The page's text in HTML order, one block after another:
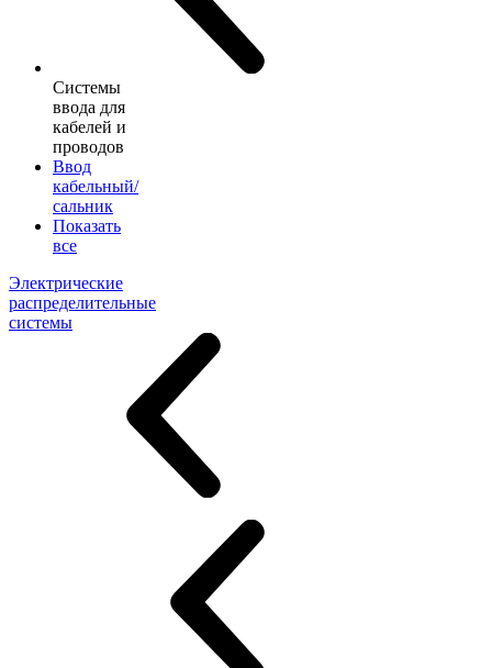
Системы
ввода для
кабелей и
проводов
Ввод
кабельный/
сальник
Показать
все
Электрические
распределительные
системы